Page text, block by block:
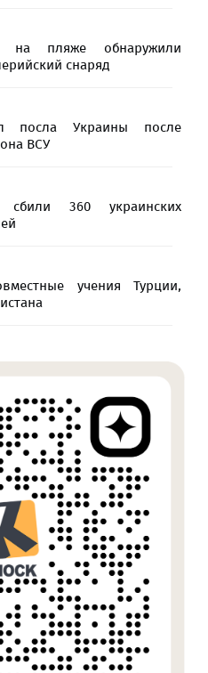
пляже обнаружили
снаряд
посла Украины после
ВСУ
360 украинских
учения Турции,